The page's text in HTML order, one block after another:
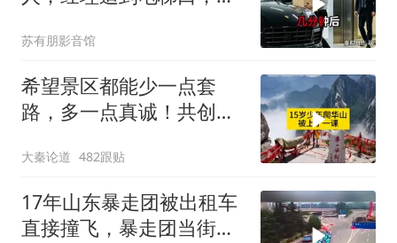
苏有朋影音馆
希望景区都能少一点套
路，多一点真诚！共创良
大秦论道 482跟贴
17年山东暴走团被出租车
直接撞飞，暴走团当街拦